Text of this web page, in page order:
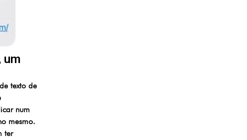
um
texto de
num
mesmo.
ter